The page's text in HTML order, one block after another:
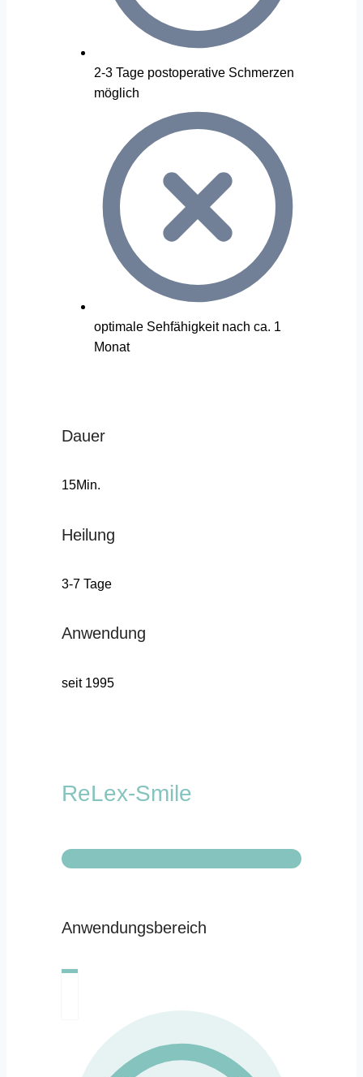
2-3 Tage postoperative Schmerzen
möglich
optimale Sehfähigkeit nach ca. 1
Monat
Dauer
15Min.
Heilung
3-7 Tage
Anwendung
seit 1995
ReLex-Smile
Anwendungsbereich